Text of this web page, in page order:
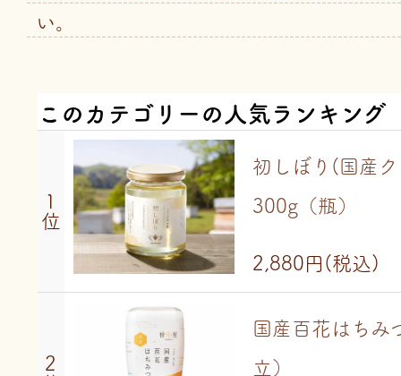
い。
このカテゴリーの人気ランキング
1
位
初しぼり(国産
300g（瓶）
2,880円 (税込)
2
国産百花はちみ
立）